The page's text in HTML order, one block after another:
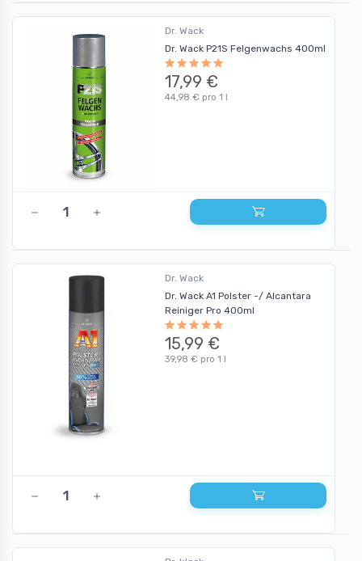
Dr. Wack
Dr. Wack P21S Felgenwachs 400ml
17,99 €
44,98 € pro 1 l
Dr. Wack
Dr. Wack A1 Polster -/ Alcantara
Reiniger Pro 400ml
15,99 €
39,98 € pro 1 l